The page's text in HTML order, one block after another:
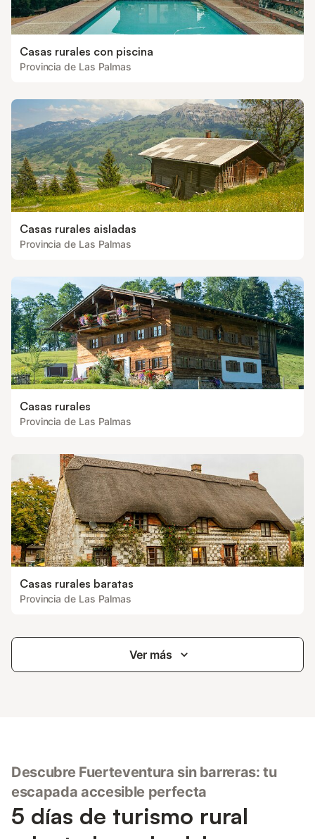
Casas rurales con piscina
Provincia de Las Palmas
Casas rurales aisladas
Provincia de Las Palmas
Casas rurales
Provincia de Las Palmas
Casas rurales baratas
Provincia de Las Palmas
Ver más
Descubre Fuerteventura sin barreras: tu
escapada accesible perfecta
5 días de turismo rural